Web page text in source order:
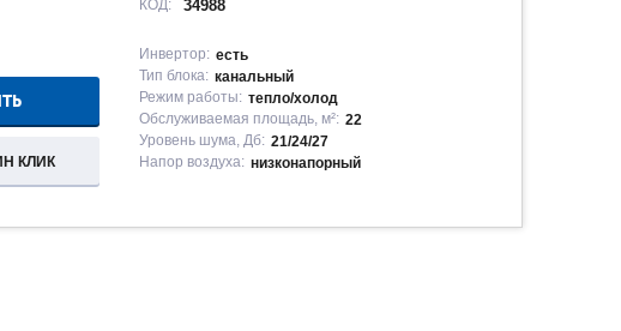
КЛИК
КОД: 34988
Инвертор: есть
Тип блока: канальный
Режим работы: тепло/холод
Обслуживаемая площадь, м²: 22
Уровень шума, Дб: 21/24/27
Напор воздуха: низконапорный